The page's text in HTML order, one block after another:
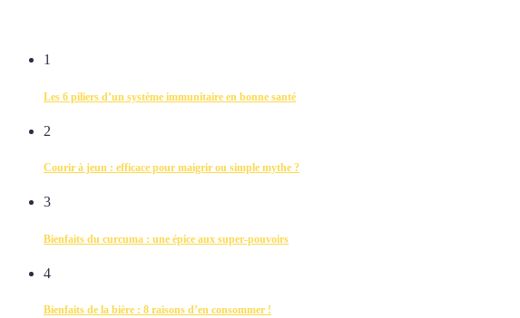
1
Les 6 piliers d’un système immunitaire en bonne santé
2
Courir à jeun : efficace pour maigrir ou simple mythe ?
3
Bienfaits du curcuma : une épice aux super-pouvoirs
4
Bienfaits de la bière : 8 raisons d’en consommer !